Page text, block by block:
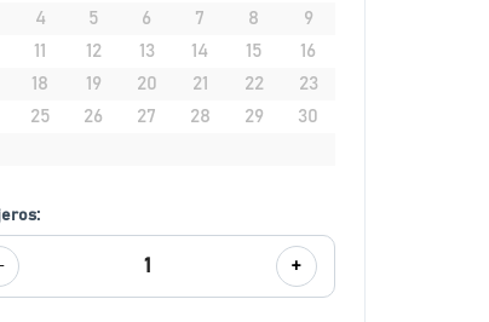
4 5 6 7 8
9
11 12 13 14 15
16
18 19 20 21 22
23
25 26 27 28 29
30
1 +